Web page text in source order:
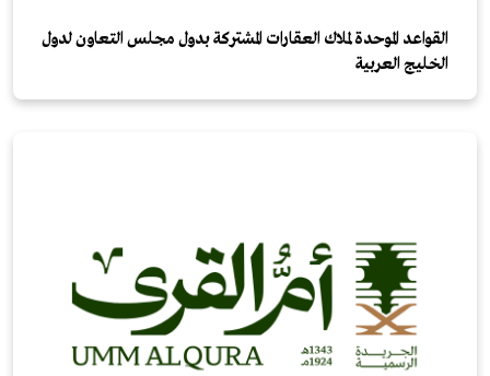
القواعد الموحدة لملاك العقارات المشتركة بدول مجلس التعاون لدول
الخليج العربية